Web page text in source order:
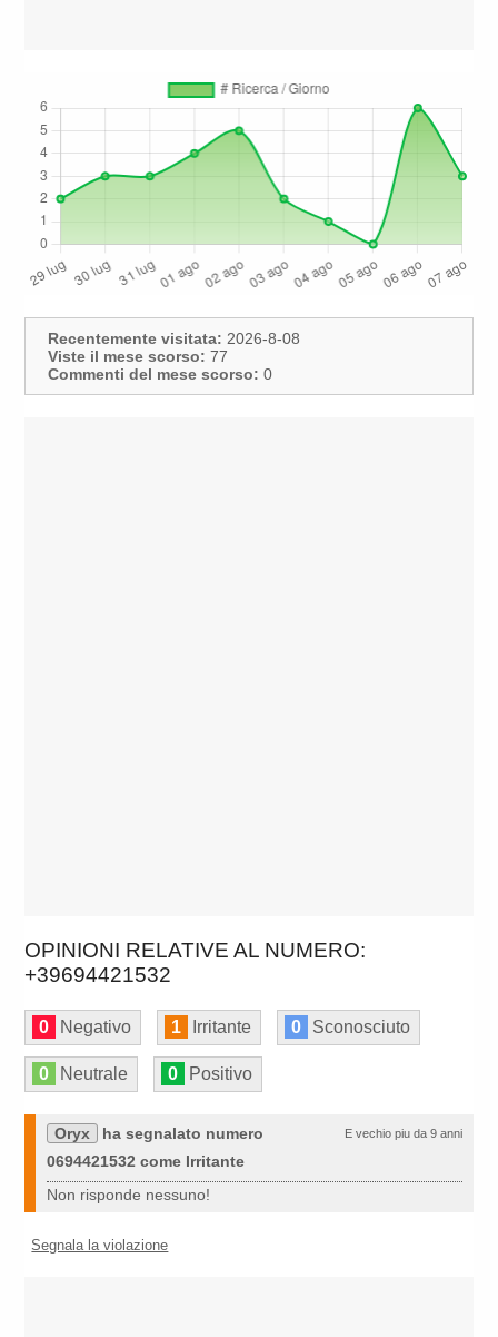
Recentemente visitata: 2026-8-08
Viste il mese scorso: 77
Commenti del mese scorso: 0
OPINIONI RELATIVE AL NUMERO:
+39694421532
0 Negativo 1 Irritante 0 Sconosciuto
0 Neutrale 0 Positivo
E vechio piu da 9 anni
Oryx
ha segnalato numero
0694421532 come Irritante
Non risponde nessuno!
Segnala la violazione